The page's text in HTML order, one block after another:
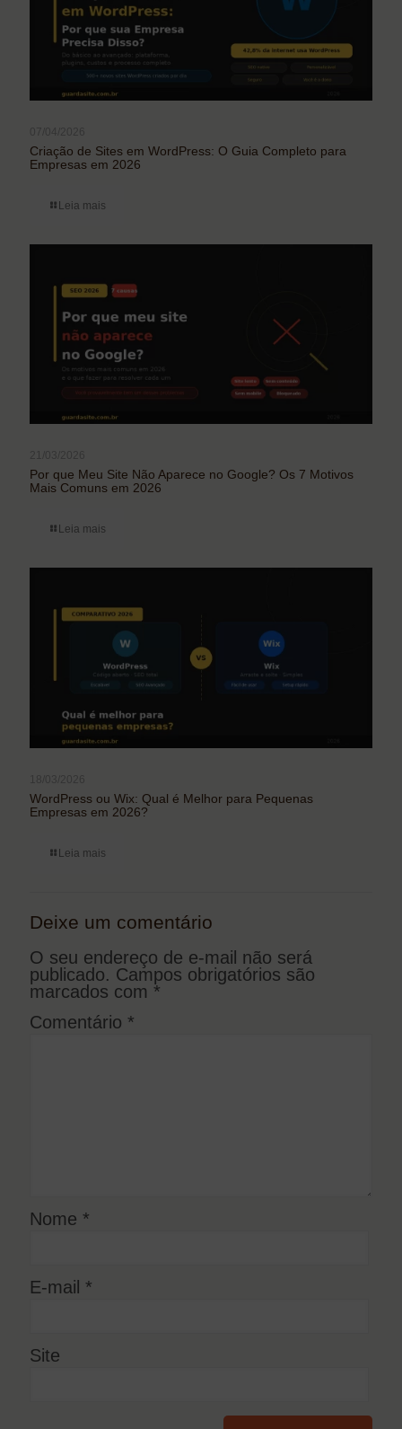
Criação de Sites em WordPress: O Guia Completo para
Empresas em 2026
Leia mais
Por que Meu Site Não Aparece no Google? Os 7 Motivos
Mais Comuns em 2026
Leia mais
WordPress ou Wix: Qual é Melhor para Pequenas
Empresas em 2026?
Leia mais
Deixe um comentário
O seu endereço de e-mail não será
publicado. Campos obrigatórios são
marcados com *
Comentário *
Nome *
E-mail *
Site